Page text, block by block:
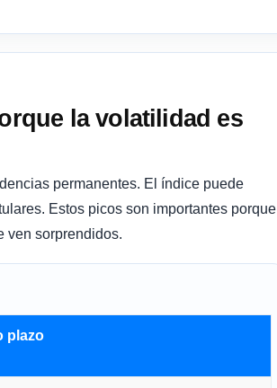
la volatilidad es
permanentes. El índice puede
Estos picos son importantes porque
ven sorprendidos.
plazo